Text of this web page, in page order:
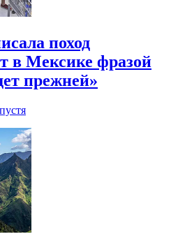
поход
в Мексике фразой
прежней»